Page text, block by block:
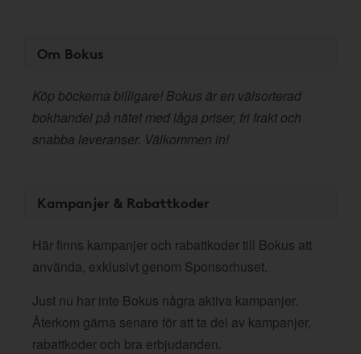
Om Bokus
Köp böckerna billigare! Bokus är en välsorterad
bokhandel på nätet med låga priser, fri frakt och
snabba leveranser. Välkommen in!
Kampanjer & Rabattkoder
Här finns kampanjer och rabattkoder till Bokus att
använda, exklusivt genom Sponsorhuset.
Just nu har inte Bokus några aktiva kampanjer.
Återkom gärna senare för att ta del av kampanjer,
rabattkoder och bra erbjudanden.